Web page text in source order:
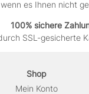
wenn es Ihnen nicht
100% sichere
SSL-gesicherte
Shop
Mein Konto